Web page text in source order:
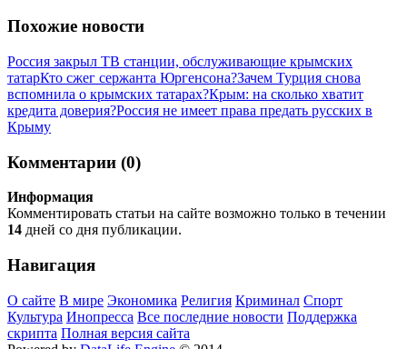
Похожие новости
Россия закрыл ТВ станции, обслуживающие крымских
татарКто сжег сержанта Юргенсона?Зачем Турция снова
вспомнила о крымских татарах?Крым: на сколько хватит
кредита доверия?Россия не имеет права предать русских в
Крыму
Комментарии (0)
Информация
Комментировать статьи на сайте возможно только в течении
14 дней со дня публикации.
Навигация
О сайте В мире Экономика Религия Криминал Спорт
Культура Инопресса Все последние новости Поддержка
скрипта Полная версия сайта